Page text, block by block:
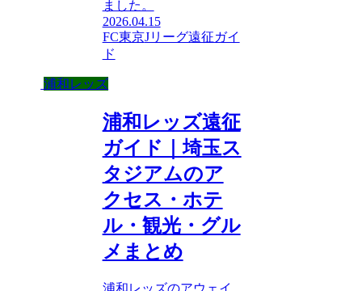
ました。
2026.04.15
FC東京Jリーグ遠征ガイ
ド
浦和レッズ
浦和レッズ遠征
ガイド｜埼玉ス
タジアムのア
クセス・ホテ
ル・観光・グル
メまとめ
浦和レッズのアウェイ